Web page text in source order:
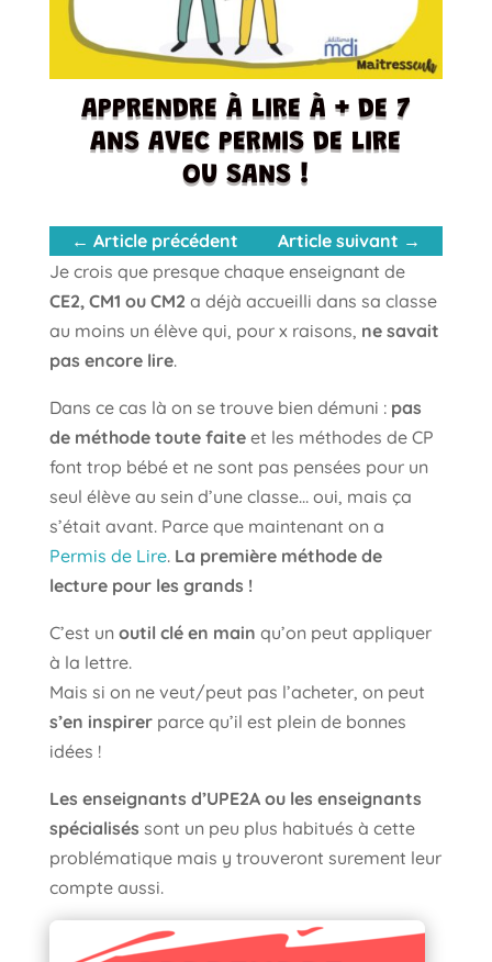
APPRENDRE À LIRE À + DE 7
ANS AVEC PERMIS DE LIRE
OU SANS !
← Article précédent Article suivant →
Je crois que presque chaque enseignant de
CE2, CM1 ou CM2 a déjà accueilli dans sa classe
au moins un élève qui, pour x raisons, ne savait
pas encore lire.
Dans ce cas là on se trouve bien démuni : pas
de méthode toute faiteet les méthodes de CP
font trop bébé et ne sont pas pensées pour un
seul élève au sein d’une classe… oui, mais ça
s’était avant. Parce que maintenant on a
Permis de Lire. La première méthode de
lecture pour les grands !
C’est un outil clé en main qu’on peut appliquer
à la lettre.
Mais si on ne veut/peut pas l’acheter, on peut
s’en inspirerparce qu’il est plein de bonnes
idées !
Les enseignants d’UPE2A ou les enseignants
spécialisés sont un peu plus habitués à cette
problématique mais y trouveront surement leur
compte aussi.